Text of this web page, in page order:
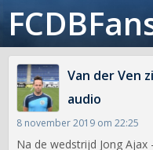
Van der Ven
audio
8 november 2019 om 22:25
Na de wedstrijd Jong